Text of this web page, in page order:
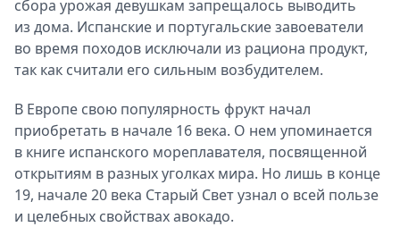
сбора урожая девушкам запрещалось выводить
из дома. Испанские и португальские завоеватели
во время походов исключали из рациона продукт,
так как считали его сильным возбудителем.
В Европе свою популярность фрукт начал
приобретать в начале 16 века. О нем упоминается
в книге испанского мореплавателя, посвященной
открытиям в разных уголках мира. Но лишь в конце
19, начале 20 века Старый Свет узнал о всей пользе
и целебных свойствах авокадо.